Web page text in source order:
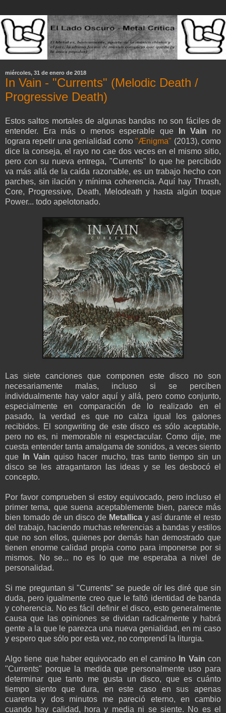
miércoles, 31 de enero de 2018
In Vain - "Currents" (Melodic Death /
Progressive Death)
Estos saltos mortales de algunas bandas no son fáciles de
entender. Era más o menos esperable que
In Vain no
lograra repetir una genialidad como"Ænigma" (2013), como
dice la conseja, el rayo no cae dos veces en el mismo sitio,
pero con su nueva entrega, "Currents" lo que he percibido
va más allá de la caída razonable, es un trabajo hecho con
parches, sin ilación y mínima coherencia. Aquí hay Thrash,
Core, Progressive, Death, Melodeath y hasta algún toque
Power... todo apelotonado.
Las siete canciones que componen este disco no son
necesariamente malas, incluso si se perciben
individualmente hay valor aquí y allá, pero como conjunto,
especialmente en comparación de lo realizado en el
pasado, la verdad es que no calza igual los galones
recibidos. El songwriting de este disco es sólo aceptable,
pero no es, ni memorable ni espectacular. Como dije, me
cuesta entender tanta amalgama de sonidos, a veces siento
que
In Vain quiso hacer mucho, tras tanto tiempo sin un
disco se les atragantaron las ideas y se les desbocó el
concepto.
Por favor comprueben si estoy equivocado, pero incluso el
primer tema, que suena aceptablemente bien, parece más
bien tomado de un disco de Metallica y así durante el resto
del trabajo, haciendo muchas referencias a bandas y estilos
que no son ellos, quienes por demás han demostrado que
tienen enorme calidad propia como para imponerse por si
mismos. No se... no es lo que me esperaba a nivel de
personalidad.
Si me preguntan si "Currents" se puede oír les diré que sin
duda, pero igualmente creo que le faltó identidad de banda
y coherencia. No es fácil definir el disco, esto generalmente
causa que las opiniones se dividan radicalmente y habrá
gente a la que le parezca una nueva genialidad, en mi caso
y espero que sólo por esta vez, no comprendí la liturgia.
Algo tiene que haber equivocado en el camino In Vain con
"Currents" porque la medida que personalmente uso para
determinar que tanto me gusta un disco, que es cuánto
tiempo siento que dura, en este caso en sus apenas
cuarenta y dos minutos me pareció eterno, en cambio
cuando hay calidad, hora y media ni se siente. No es el